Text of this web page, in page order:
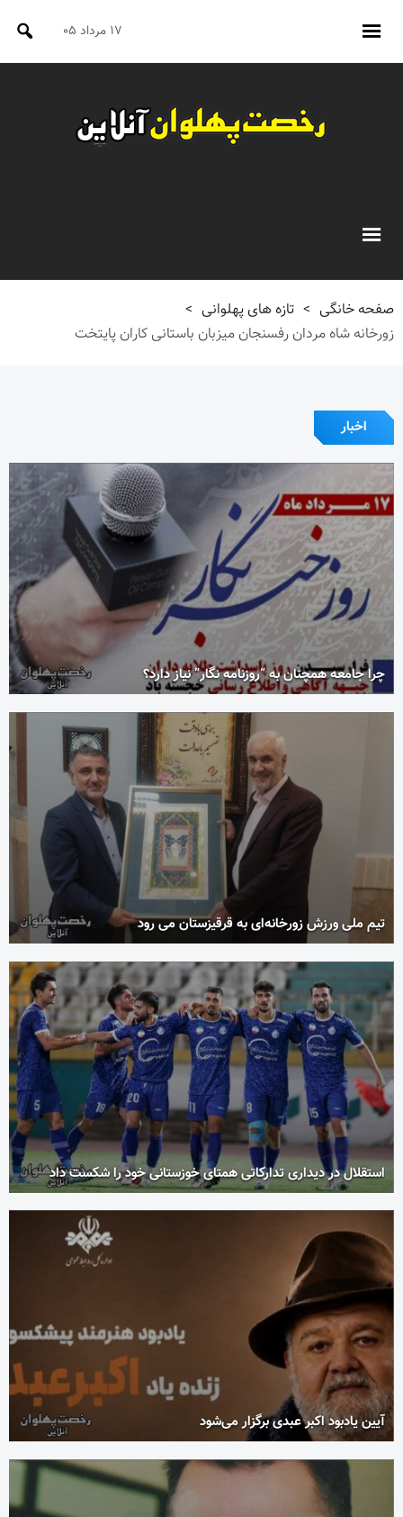
۱۷ مرداد ۰۵
صفحه خانگی > تازه های پهلوانی >
زورخانه شاه مردان رفسنجان میزبان باستانی کاران پایتخت
اخبار
چرا جامعه همچنان به “روزنامه نگار” نیاز دارد؟
تیم ملی ورزش زورخانه‌ای به قرقیزستان می رود
استقلال در دیداری تدارکاتی همتای خوزستانی خود را شکست داد
آیین یادبود اکبر عبدی برگزار می‌شود